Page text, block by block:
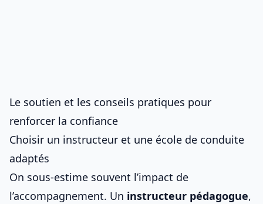
Le soutien et les conseils pratiques pour
renforcer la confiance
Choisir un instructeur et une école de conduite
adaptés
On sous-estime souvent l’impact de
l’accompagnement. Un instructeur pédagogue,